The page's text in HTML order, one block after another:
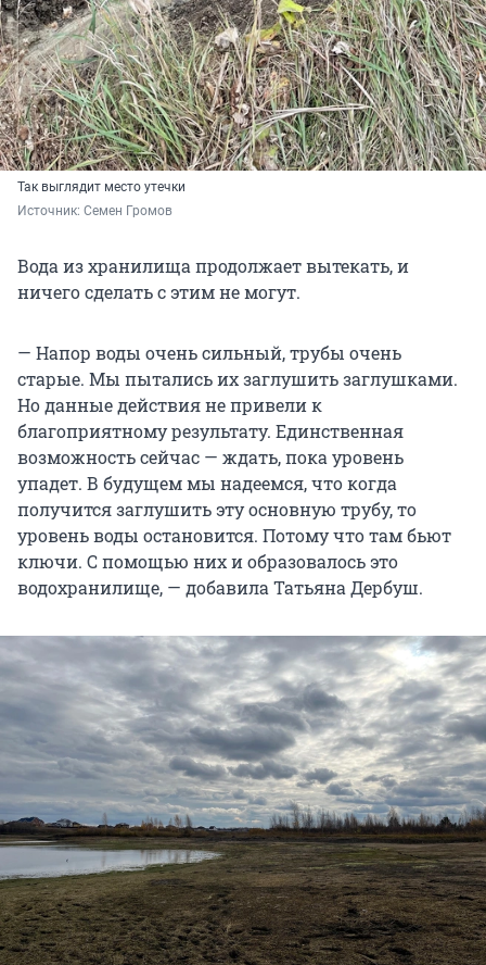
Так выглядит место утечки
Источник: Семен Громов
Вода из хранилища продолжает вытекать, и
ничего сделать с этим не могут.
— Напор воды очень сильный, трубы очень
старые. Мы пытались их заглушить заглушками.
Но данные действия не привели к
благоприятному результату. Единственная
возможность сейчас — ждать, пока уровень
упадет. В будущем мы надеемся, что когда
получится заглушить эту основную трубу, то
уровень воды остановится. Потому что там бьют
ключи. С помощью них и образовалось это
водохранилище, — добавила Татьяна Дербуш.